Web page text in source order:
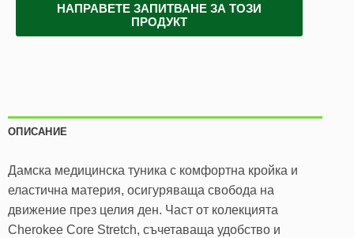
НАПРАВЕТЕ ЗАПИТВАНЕ ЗА ТОЗИ
ПРОДУКТ
ОПИСАНИЕ
Дамска медицинска туника с комфортна кройка и
еластична материя, осигуряваща свобода на
движение през целия ден. Част от колекцията
Cherokee Core Stretch, съчетаваща удобство и